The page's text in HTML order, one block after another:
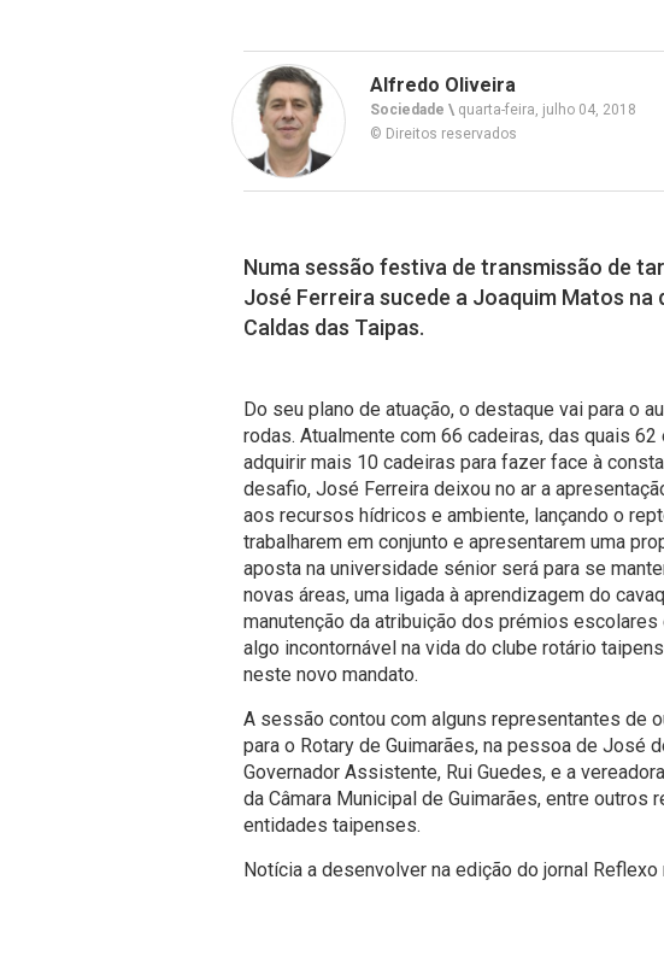
Alfredo Oliveira
Sociedade \ quarta-feira, julho 04, 2018
© Direitos reservados
Numa sessão festiva de transmissão de
José Ferreira sucede a Joaquim Matos na
Caldas das Taipas.
Do seu plano de atuação, o destaque vai para o
rodas. Atualmente com 66 cadeiras, das quais
adquirir mais 10 cadeiras para fazer face à
desafio, José Ferreira deixou no ar a
aos recursos hídricos e ambiente, lançando o
trabalharem em conjunto e apresentarem uma
aposta na universidade sénior será para se
novas áreas, uma ligada à aprendizagem do
manutenção da atribuição dos prémios
algo incontornável na vida do clube rotário
neste novo mandato.
A sessão contou com alguns representantes de
para o Rotary de Guimarães, na pessoa de José
Governador Assistente, Rui Guedes, e a
da Câmara Municipal de Guimarães, entre
entidades taipenses.
Notícia a desenvolver na edição do jornal